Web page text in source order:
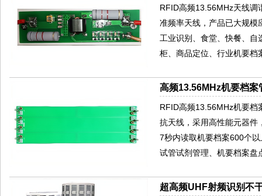
RFID高频13.56MHz天线调
准频率天线，产品已大规模
工业识别、食堂、快餐、
柜、商品定位、行业机要档
高频13.56MHz机要档
RFID高频13.56MHz机要档
抗天线，采用高性能元器件
7秒内读取机要档案600个
试管试剂管理、机要档案盘
超高频UHF射频识别不